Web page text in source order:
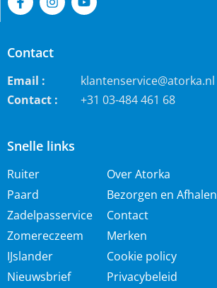
Snelle links
Ruiter
Paard
Zadelpasservice
Zomereczeem
IJslander
Nieuwsbrief
Over Atorka
Bezorgen en Afhalen
Contact
Merken
Cookie policy
Privacybeleid
Contact
Email :
klantenservice@atorka.nl
Contact :
+31 03-484 461 68